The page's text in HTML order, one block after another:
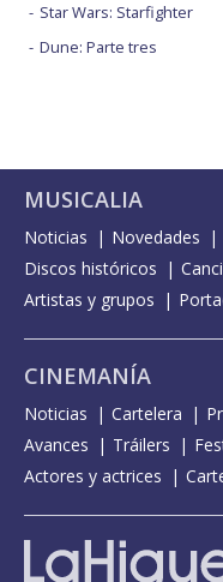
Star Wars: Starfighter
Dune: Parte tres
MUSICALIA
Noticias Novedades
Discos históricos
Artistas y grupos
CINEMANÍA
Noticias Cartelera
Avances
Tráilers
Actores y actrices